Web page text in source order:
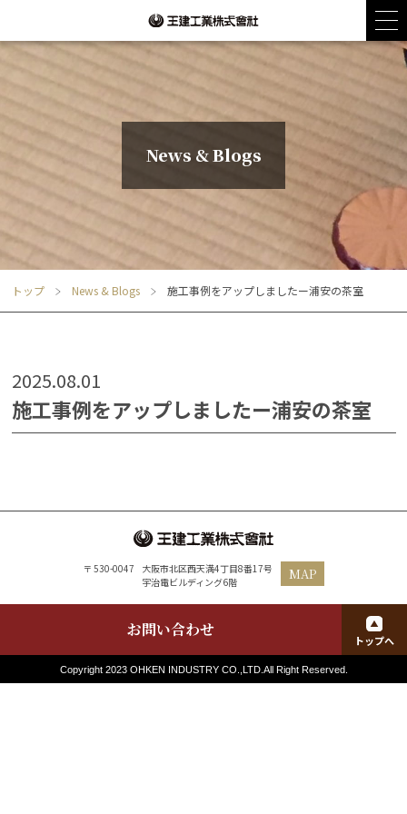
News & Blogs
トップ News & Blogs 施工事例をアップしましたー浦安の茶室
2025.08.01
施工事例をアップしましたー浦安の茶室
〒 530-0047
大阪市北区西天満4丁目8番17号
宇治電ビルディング6階
MAP
お問い合わせ
トップへ
Copyright 2023 OHKEN INDUSTRY CO.,LTD.All Right Reserved.